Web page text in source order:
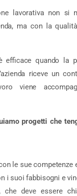
lavorativa non si
ma con la
efficace quando la
riceve un
viene
progetti che
le sue competenze
i suoi fabbisogni e
che deve essere